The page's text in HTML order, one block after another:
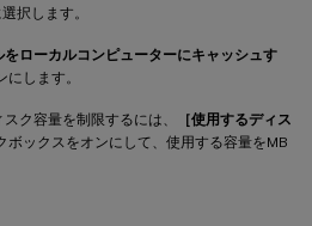
択します。
をローカルコンピューターにキャッシュす
します。
ク容量を制限するには、
［使用するディス
ボックスをオンにして、使用する容量をMB